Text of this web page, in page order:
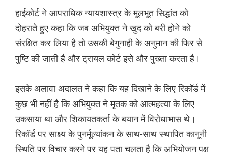
हाईकोर्ट ने आपराधिक न्यायशास्त्र के मूलभूत सिद्धांत को
दोहराते हुए कहा कि जब अभियुक्त ने खुद को बरी होने को
संरक्षित कर लिया है तो उसकी बेगुनाही के अनुमान की फिर से
पुष्टि की जाती है और ट्रायल कोर्ट इसे और पुख्ता करता है।
इसके अलावा अदालत ने कहा कि यह दिखाने के लिए रिकॉर्ड में
कुछ भी नहीं है कि अभियुक्त ने मृतक को आत्महत्या के लिए
उकसाया था और शिकायतकर्ता के बयान में विरोधाभास थे।
रिकॉर्ड पर साक्ष्य के पुनर्मूल्यांकन के साथ-साथ स्थापित कानूनी
स्थिति पर विचार करने पर यह पता चलता है कि अभियोजन पक्ष